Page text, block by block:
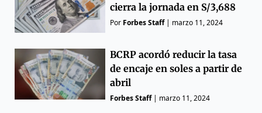
cierra la jornada en S/3,688
Por Forbes Staff| marzo 11, 2024
BCRP acordó reducir la tasa
de encaje en soles a partir de
abril
Forbes Staff| marzo 11, 2024